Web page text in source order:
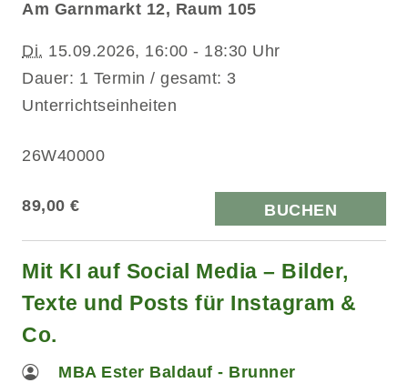
Am Garnmarkt 12, Raum 105
Di. 15.09.2026, 16:00 - 18:30 Uhr
Dauer: 1 Termin / gesamt: 3
Unterrichtseinheiten
26W40000
89,00 € BUCHEN
Mit KI auf Social Media – Bilder,
Texte und Posts für Instagram &
Co.
MBA Ester Baldauf - Brunner